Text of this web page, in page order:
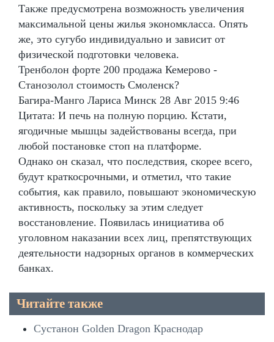
Также предусмотрена возможность увеличения
максимальной цены жилья экономкласса. Опять
же, это сугубо индивидуально и зависит от
физической подготовки человека.
Тренболон форте 200 продажа Кемерово -
Станозолол стоимость Смоленск?
Багира-Манго Лариса Минск 28 Авг 2015 9:46
Цитата: И печь на полную порцию. Кстати,
ягодичные мышцы задействованы всегда, при
любой постановке стоп на платформе.
Однако он сказал, что последствия, скорее всего,
будут краткосрочными, и отметил, что такие
события, как правило, повышают экономическую
активность, поскольку за этим следует
восстановление. Появилась инициатива об
уголовном наказании всех лиц, препятствующих
деятельности надзорных органов в коммерческих
банках.
Читайте также
Сустанон Golden Dragon Краснодар